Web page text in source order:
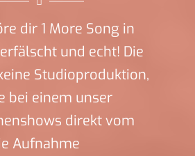
dir 1 More Song in
und echt! Die
Studioproduktion,
bei einem unser
direkt vom
Aufnahme